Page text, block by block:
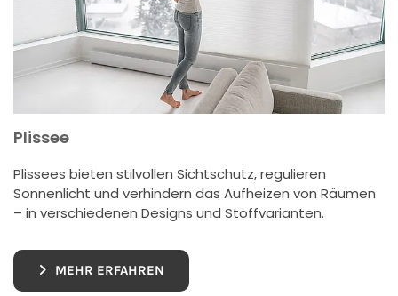
Plissee
Plissees bieten stilvollen Sichtschutz, regulieren
Sonnenlicht und verhindern das Aufheizen von Räumen
– in verschiedenen Designs und Stoffvarianten.
MEHR ERFAHREN